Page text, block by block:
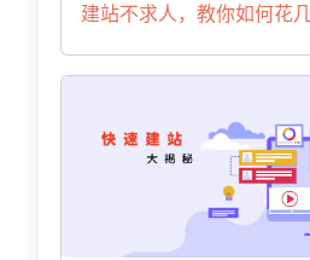
建站不求人，教你如何花